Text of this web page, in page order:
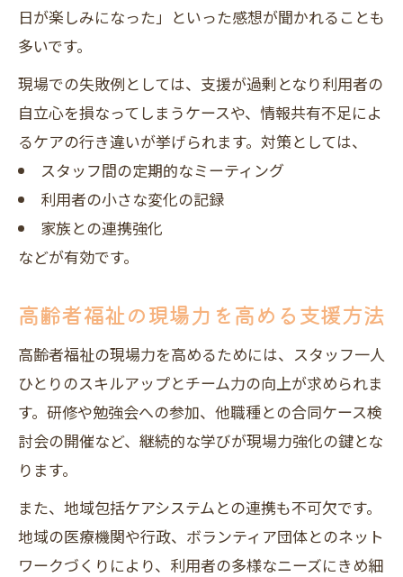
日が楽しみになった」といった感想が聞かれることも
多いです。
現場での失敗例としては、支援が過剰となり利用者の
自立心を損なってしまうケースや、情報共有不足によ
るケアの行き違いが挙げられます。対策としては、
スタッフ間の定期的なミーティング
利用者の小さな変化の記録
家族との連携強化
などが有効です。
高齢者福祉の現場力を高める支援方法
高齢者福祉の現場力を高めるためには、スタッフ一人
ひとりのスキルアップとチーム力の向上が求められま
す。研修や勉強会への参加、他職種との合同ケース検
討会の開催など、継続的な学びが現場力強化の鍵とな
ります。
また、地域包括ケアシステムとの連携も不可欠です。
地域の医療機関や行政、ボランティア団体とのネット
ワークづくりにより、利用者の多様なニーズにきめ細